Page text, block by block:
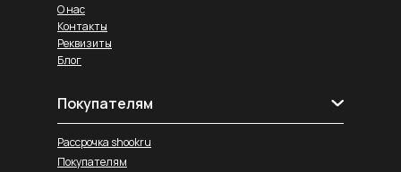
Реквизиты
Блог
О нас
Контакты
Покупателям
Рассрочка shookru
Покупателям